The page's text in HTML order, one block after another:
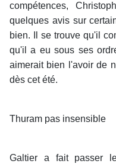
compétences,
quelques avis sur
bien. Il se trouve qu'il
qu'il a eu sous ses
aimerait bien l'avoir de
dès cet été.
Thuram pas insensible
Galtier a fait passer